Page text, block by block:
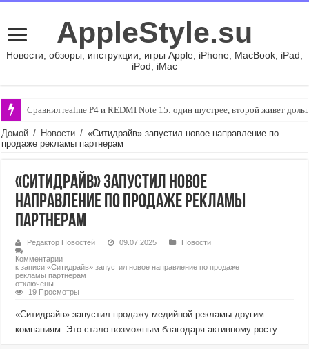
AppleStyle.su
Новости, обзоры, инструкции, игры Apple, iPhone, MacBook, iPad,
iPod, iMac
Сравнил realme P4 и REDMI Note 15: один шустрее, второй живет
Домой / Новости / «Ситидрайв» запустил новое направление по
продаже рекламы партнерам
«Ситидрайв» запустил новое
направление по продаже рекламы
партнерам
Редактор Новостей 09.07.2025
Новости
Комментарии
к записи «Ситидрайв» запустил новое направление по продаже
рекламы партнерам
отключены
19 Просмотры
«Ситидрайв» запустил продажу медийной рекламы другим
компаниям. Это стало возможным благодаря активному росту...